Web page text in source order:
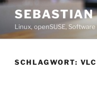
Zum
Inhalt
springenLinux, openSUSE,
SCHLAGWORT: VLC